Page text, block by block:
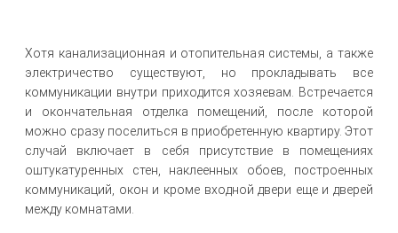
Хотя канализационная и отопительная системы, а также
электричество существуют, но прокладывать все
коммуникации внутри приходится хозяевам. Встречается
и окончательная отделка помещений, после которой
можно сразу поселиться в приобретенную квартиру. Этот
случай включает в себя присутствие в помещениях
оштукатуренных стен, наклеенных обоев, построенных
коммуникаций, окон и кроме входной двери еще и дверей
между комнатами.